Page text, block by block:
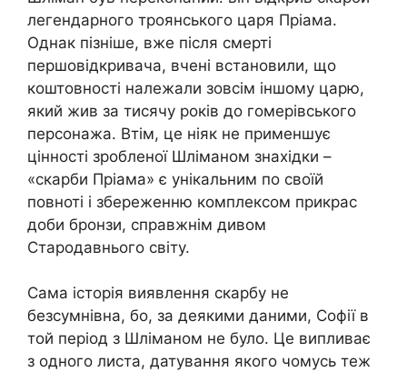
легендарного троянського царя Пріама.
Однак пізніше, вже після смерті
першовідкривача, вчені встановили, що
коштовності належали зовсім іншому царю,
який жив за тисячу років до гомерівського
персонажа. Втім, це ніяк не применшує
цінності зробленої Шліманом знахідки –
«скарби Пріама» є унікальним по своїй
повноті і збереженню комплексом прикрас
доби бронзи, справжнім дивом
Стародавнього світу.
Сама історія виявлення скарбу не
безсумнівна, бо, за деякими даними, Софії в
той період з Шліманом не було. Це випливає
з одного листа, датування якого чомусь теж